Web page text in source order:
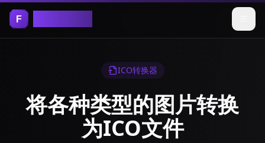
ICO转换器
将各种类型的图片转换
为ICO文件